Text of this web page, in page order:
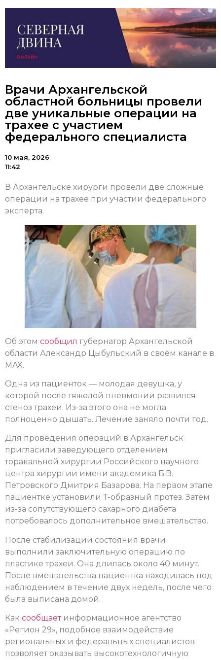
Врачи Архангельской
областной больницы провели
две уникальные операции на
трахее с участием
федерального специалиста
10 мая, 2026
11:42
В Архангельске хирурги провели две сложные
операции на трахее при участии федерального
эксперта.
Об этом сообщил губернатор Архангельской
области Александр Цыбульский в своём канале в
MAX.
Одна из пациенток — молодая девушка, у
которой после тяжелой пневмонии развился
стеноз трахеи. Из-за этого она не могла
полноценно дышать. Лечение заняло почти год.
Для проведения операций в Архангельск
пригласили заведующего отделением
торакальной хирургии Российского научного
центра хирургии имени академика Б.В.
Петровского Дмитрия Базарова. На первом этапе
пациентке установили Т-образный протез. Затем
из-за сопутствующего сахарного диабета
потребовалось дополнительное вмешательство.
После стабилизации состояния врачи
выполнили заключительную операцию по
пластике трахеи. Она длилась около 40 минут.
После вмешательства пациентка находилась под
наблюдением в течение двух недель, после чего
была выписана домой.
Как сообщаетинформационное агентство
«Регион 29», подобное взаимодействие
региональных и федеральных специалистов
позволяет оказывать высокотехнологичную